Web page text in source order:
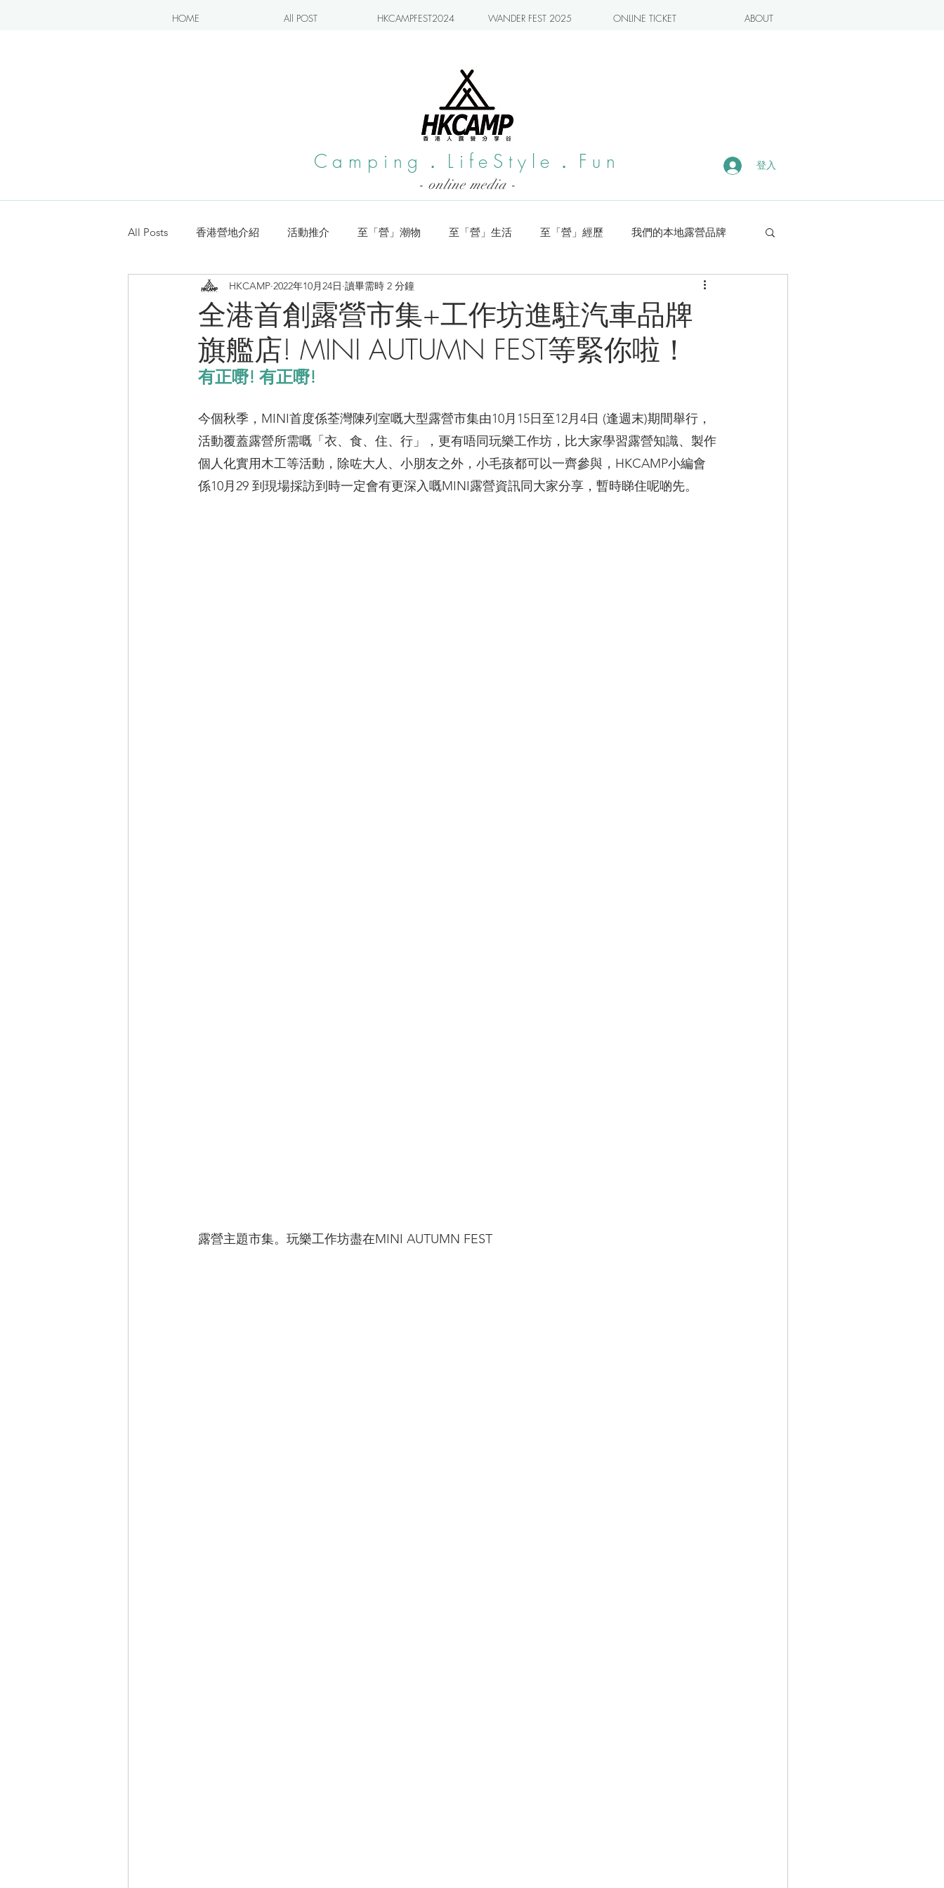
HOME All POST HKCAMPFEST2024 WANDER FEST 2025 ONLINE TICKET ABOUT
Camping．LifeStyle．Fun 登入
- online media -
All Posts 香港營地介紹 活動推介 至「營」潮物 至「營」生活 至「營」經歷 我們的本地露營品牌
露營blogger分享 新手入坑系列 小編實測 露營・遠足熱點
CAMPER音樂電影
全港首創露營市集+工作坊進駐汽車品牌
旗艦店! MINI AUTUMN FEST等緊你啦！
HKCAMP 2022年10月24日 讀畢需時 2 分鐘
有正嘢! 有正嘢!
今個秋季，MINI首度係荃灣陳列室嘅大型露營市集由10月15日至12月4日 (逢週末)期間舉行，
活動覆蓋露營所需嘅「衣、食、住、行」，更有唔同玩樂工作坊，比大家學習露營知識、製作
個人化實用木工等活動，除咗大人、小朋友之外，小毛孩都可以一齊參與，HKCAMP小編會
係10月29 到現場採訪到時一定會有更深入嘅MINI露營資訊同大家分享，暫時睇住呢啲先。
露營主題市集。玩樂工作坊盡在MINI AUTUMN FEST